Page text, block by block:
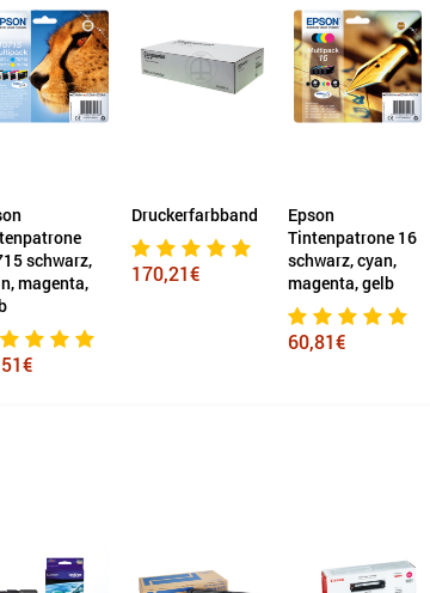
schwarz,
Druckerfarbband
170,21€
Epson
Tintenpatrone 16
schwarz, cyan,
magenta, gelb
60,81€